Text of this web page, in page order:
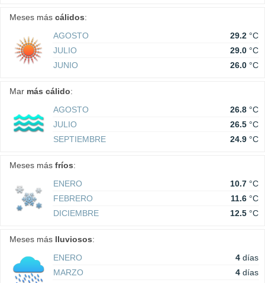
Meses más cálidos:
AGOSTO
29.2 °C
JULIO
29.0 °C
JUNIO
26.0 °C
Mar más cálido:
AGOSTO
26.8 °C
JULIO
26.5 °C
SEPTIEMBRE
24.9 °C
Meses más fríos:
ENERO
10.7 °C
FEBRERO
11.6 °C
DICIEMBRE
12.5 °C
Meses más lluviosos:
ENERO
4 días
MARZO
4 días